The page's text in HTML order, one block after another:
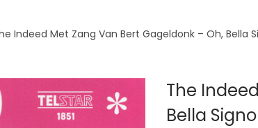
Indeed Met Zang Van Bert Gageldonk – Oh, Bella
The
Bella